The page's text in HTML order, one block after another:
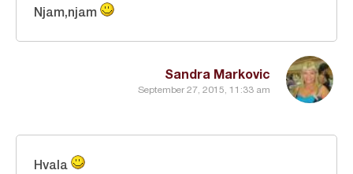
Sandra Markovic
September 27, 2015, 11:33 am
Njam,njam
Hvala